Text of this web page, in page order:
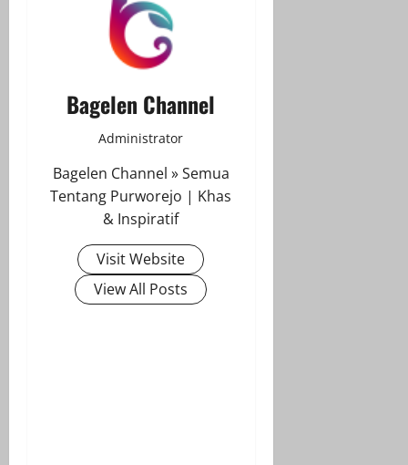
Bagelen Channel
Administrator
Bagelen Channel » Semua
Tentang Purworejo | Khas
& Inspiratif
Visit Website
View All Posts